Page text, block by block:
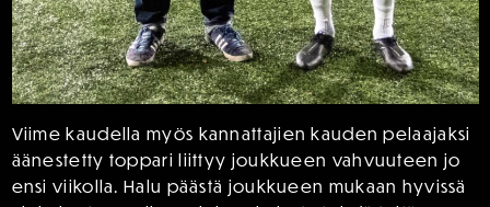
Viime kaudella myös kannattajien kauden pelaajaksi
äänestetty toppari liittyy joukkueen vahvuuteen jo
ensi viikolla. Halu päästä joukkueen mukaan hyvissä